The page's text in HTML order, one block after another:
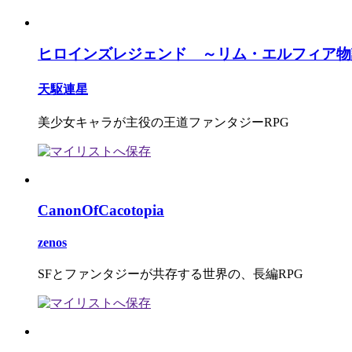
ヒロインズレジェンド ～リム・エルフィア
天駆連星
美少女キャラが主役の王道ファンタジーRPG
CanonOfCacotopia
zenos
SFとファンタジーが共存する世界の、長編RPG